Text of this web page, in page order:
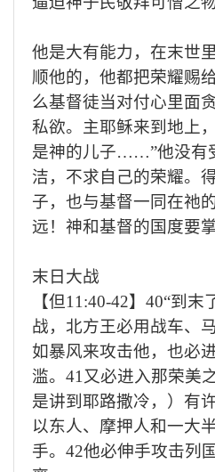
他是大有能力，在末世
顺他的，他都把荣耀赐
么基督徒当对付心里面
私欲。主耶稣来到地上
是神的儿子……”他没有
洁，不求自己的荣耀。
子，也与基督一同在祂
远！神和基督的国度要
末日大战
【但11:40-42】 40“到末
战，北方王必用战车、
如暴风来攻击他，也必
滥。 41 又必进入那荣美
是讲到耶路撒冷，）有
以东人、摩押人和一大
手。 42他必伸手攻击列